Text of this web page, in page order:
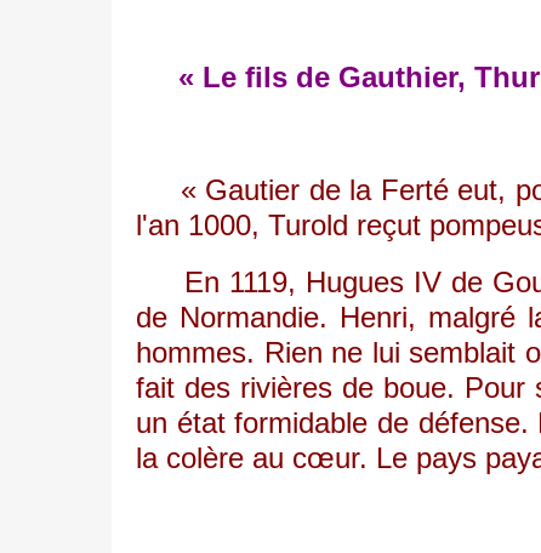
« Le fils de Gauthier,
« Gautier de la Ferté eut,
l'an 1000, Turold reçut
En 1119, Hugues IV de
de Normandie. Henri, malgré
hommes. Rien ne lui semblait
fait des rivières de boue.
un état formidable de
la colère au cœur. Le pays